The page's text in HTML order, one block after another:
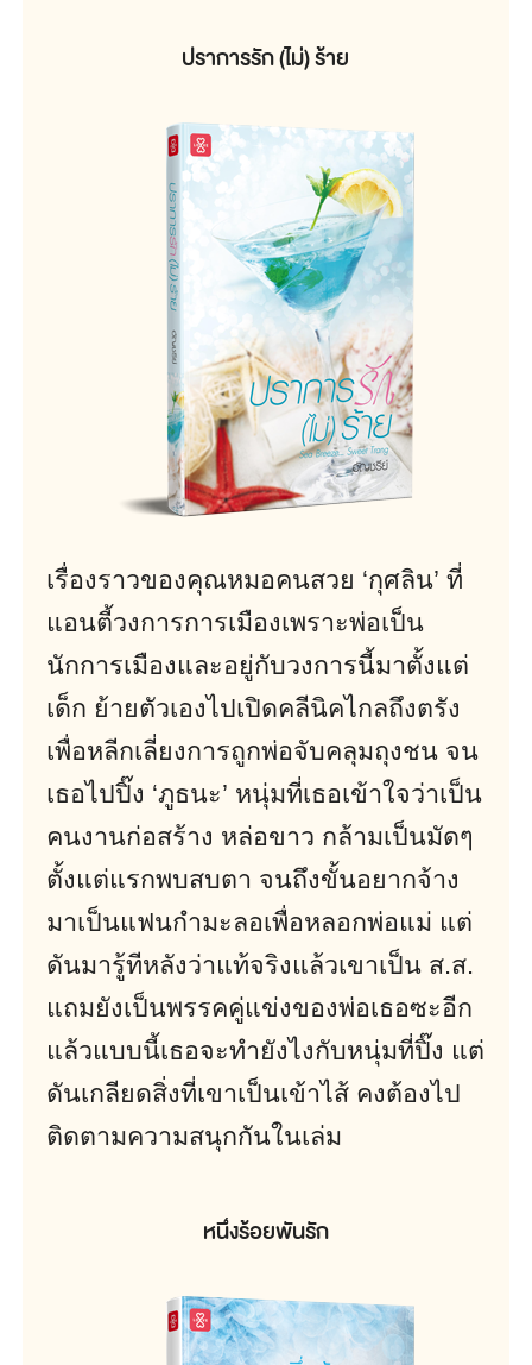
ปราการรัก (ไม่) ร้าย
เรื่องราวของคุณหมอคนสวย ‘กุศลิน’ ที่
แอนตี้วงการการเมืองเพราะพ่อเป็น
นักการเมืองและอยู่กับวงการนี้มาตั้งแต่
เด็ก ย้ายตัวเองไปเปิดคลีนิคไกลถึงตรัง
เพื่อหลีกเลี่ยงการถูกพ่อจับคลุมถุงชน จน
เธอไปปิ๊ง ‘ภูธนะ’ หนุ่มที่เธอเข้าใจว่าเป็น
คนงานก่อสร้าง หล่อขาว กล้ามเป็นมัดๆ
ตั้งแต่แรกพบสบตา จนถึงขั้นอยากจ้าง
มาเป็นแฟนกำมะลอเพื่อหลอกพ่อแม่ แต่
ดันมารู้ทีหลังว่าแท้จริงแล้วเขาเป็น ส.ส.
แถมยังเป็นพรรคคู่แข่งของพ่อเธอซะอีก
แล้วแบบนี้เธอจะทำยังไงกับหนุ่มที่ปิ๊ง แต่
ดันเกลียดสิ่งที่เขาเป็นเข้าไส้ คงต้องไป
ติดตามความสนุกกันในเล่ม
หนึ่งร้อยพันรัก